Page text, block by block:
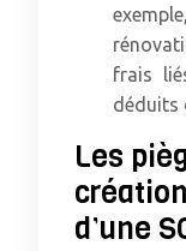
frais
déduits
Les
d’une